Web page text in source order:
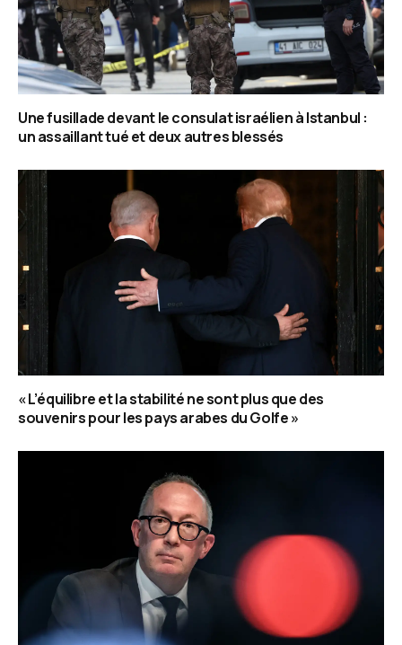
Une fusillade devant le consulat israélien à Istanbul :
un assaillant tué et deux autres blessés
« L’équilibre et la stabilité ne sont plus que des
souvenirs pour les pays arabes du Golfe »